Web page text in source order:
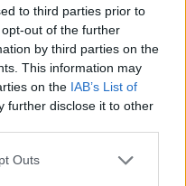
to third parties prior to
out of the further
by third parties on the
This information may
on the IAB’s List of
further disclose it to other
Outs
συνεχώς, το
εκείνο σηκώθηκε
το είπε η θεία
μου στην ίδια